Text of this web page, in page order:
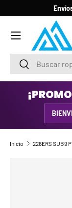
IR AL
BuscarBuscar
Menú
Inicio 226ERS SUB9